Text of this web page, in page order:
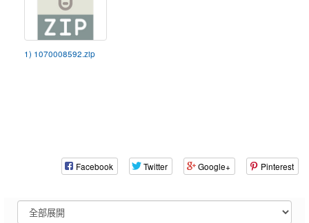
1) 1070008592.zip
Facebook Twitter Google+ Pinterest